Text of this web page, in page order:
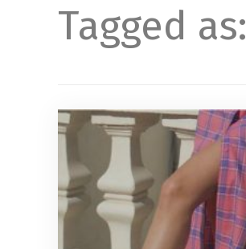
Tagged as: